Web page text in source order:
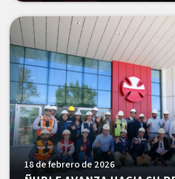
18 de febrero de 2026